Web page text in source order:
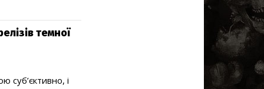
темної
суб’єктивно, і